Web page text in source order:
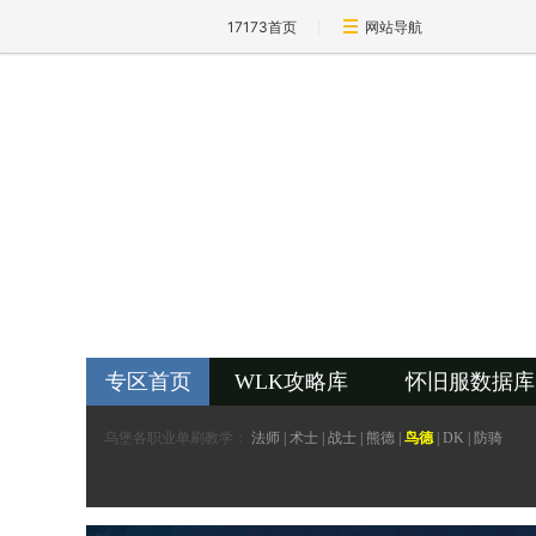
17173首页 网站导航
专区首页 WLK攻略库 怀旧服数据库
乌堡各职业单刷教学： 法师 术士 战士 熊德 鸟德| DK 防骑